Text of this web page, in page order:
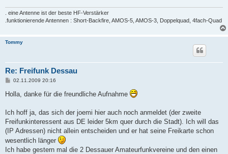
. eine Antenne ist der beste HF-Verstärker
.funktionierende Antennen : Short-Backfire, AMOS-5, AMOS-3, Doppelquad, 4fach-Quad
Tommy
Re: Freifunk Dessau
B
i
t
a
g
02.11.2009 20:16
Holla, danke für die freundliche Aufnahme
Ich hoff ja, das sich der joemi hier auch noch anmeldet (der zweite
Freifunkinteressent aus DE leider 5km quer durch die Stadt). Ich will das
(IP Adressen) nicht allein entscheiden und er hat seine Freikarte schon
wesentlich länger
Ich habe gestern mal die 2 Dessauer Amateurfunkvereine und den einen